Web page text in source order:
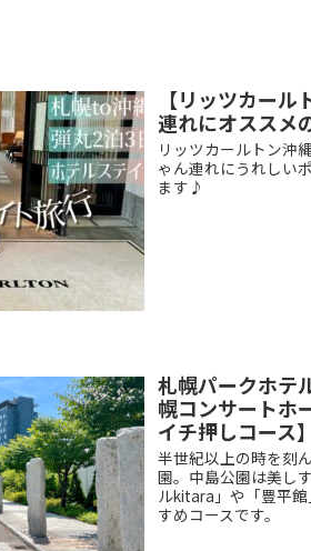
【リッツカー
連れにオススメ
リッツカールトン沖
ゃん連れにうれしい
ます♪
札幌パークホテ
幌コンサートホ
イチ押しコース】
半世紀以上の時を刻
園。中島公園は美し
ルkitara」や「豊平
すめコースです。